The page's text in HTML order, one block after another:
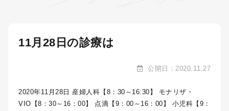
11月28日の診療は
公開日：2020.11.27
2020年11月28日 産婦人科【8：30～16:30】 モナリザ・
VIO【8：30～16：00】 点滴【9：00～16：00】 小児科【9：